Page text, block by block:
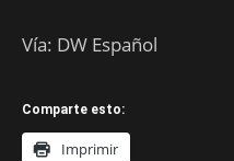
Vía: DW Español
Comparte esto:
Imprimir